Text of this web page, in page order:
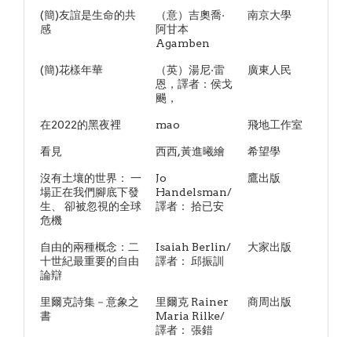
(簡)友誼是生命的共
感
（意）吉奧喬·
阿甘本
Agamben
南京大學
(簡)花樣年華
（英）湯尼·雷
恩，譯者：侯戈
颺，
廣東人民
在2022的黑夜裡 mao 飛地工作室
看見 西西,黃進曦繪 希望學
沒有土壤的世界： 一
場正在我們腳底下發
生、 卻被忽視的全球
危機
Jo
Handelsman/
譯者： 拾已安
鷹出版
自由的兩種概念：二
十世紀最重要的自由
論辯
Isaiah Berlin/
譯者： 邱振訓
大家出版
里爾克詩集－意象之
書
里爾克 Rainer
Maria Rilke/
譯者： 張錯
商周出版